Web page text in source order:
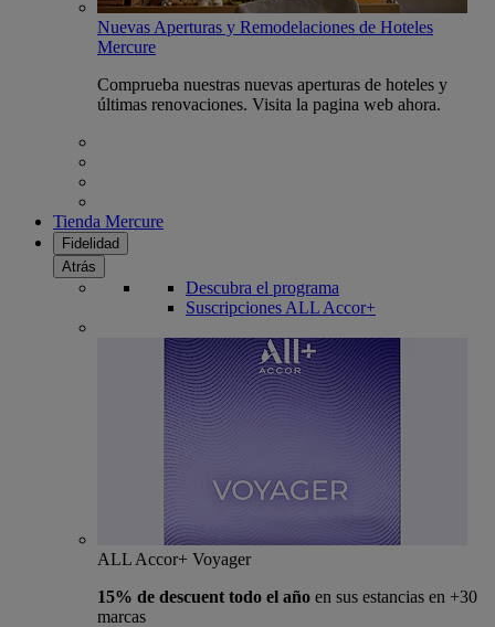
Nuevas Aperturas y Remodelaciones de Hoteles
Mercure
Comprueba nuestras nuevas aperturas de hoteles y
últimas renovaciones. Visita la pagina web ahora.
Tienda Mercure
Fidelidad
Atrás
Descubra el programa
Suscripciones ALL Accor+
ALL Accor+ Voyager
15% de descuent todo el año en sus estancias en +30
marcas